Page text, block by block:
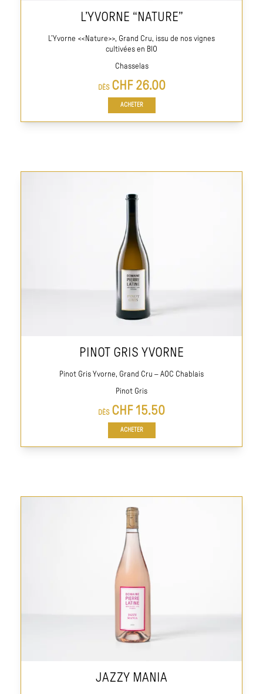
L’YVORNE “NATURE”
L’Yvorne <<Nature>>, Grand Cru, issu de nos vignes
cultivées en BIO
Chasselas
DÈS CHF26.00
ACHETER
PINOT GRIS YVORNE
Pinot Gris Yvorne, Grand Cru – AOC Chablais
Pinot Gris
DÈS CHF15.50
ACHETER
JAZZY MANIA